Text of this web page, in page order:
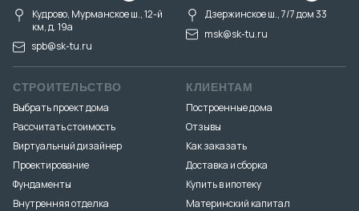
Кудрово, Мурманское ш., 12-й
км, д. 19a
spb@sk-tu.ru
Дзержинское ш., 7/7 дом 33
msk@sk-tu.ru
СТРОИТЕЛЬСТВО
Выбрать проект дома
Рассчитать стоимость
Виртуальный дизайнер
Проектирование
Фундаменты
Внутренняя отделка
КЛИЕНТАМ
Построенные дома
Отзывы
Как заказать
Доставка и сборка
Купить в ипотеку
Материнский капитал